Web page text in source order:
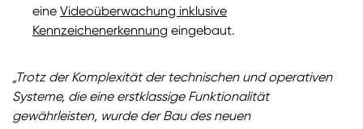
eine Videoüberwachung inklusive
Kennzeichenerkennung eingebaut.
„Trotz der Komplexität der technischen und operativen
Systeme, die eine erstklassige Funktionalität
gewährleisten, wurde der Bau des neuen